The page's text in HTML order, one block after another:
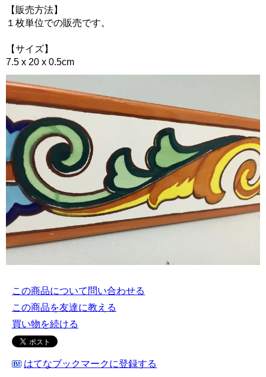
【販売方法】
１枚単位での販売です。
【サイズ】
7.5 x 20 x 0.5cm
この商品について問い合わせる
この商品を友達に教える
買い物を続ける
はてなブックマークに登録する